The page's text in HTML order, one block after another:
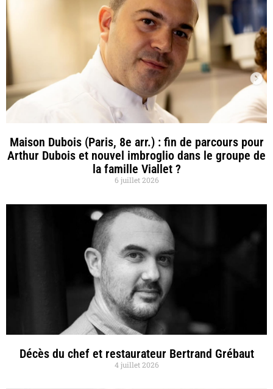
Maison Dubois (Paris, 8e arr.) : fin de parcours pour
Arthur Dubois et nouvel imbroglio dans le groupe de
la famille Viallet ?
6 juillet 2026
Décès du chef et restaurateur Bertrand Grébaut
4 juillet 2026